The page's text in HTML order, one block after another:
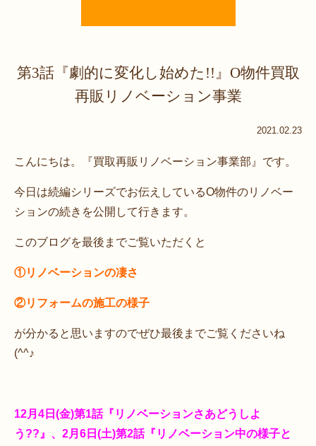
第3話『劇的に変化し始めた!!』O物件買取
再販リノベーション事業
2021.02.23
こんにちは。『買取再販リノベーション事業部』です。
今日は続編シリーズでお伝えしているO物件のリノベー
ションの続きを公開して行きます。
このブログを最後までご覧いただくと
①リノベーションの凄さ
②リフォームの施工の様子
が分かると思いますのでぜひ最後までご覧くださいね
(^^♪
12月4日(金)第1話『リノベーションさあどうしよ
う??』、2月6日(土)第2話『リノベーション中の様子と